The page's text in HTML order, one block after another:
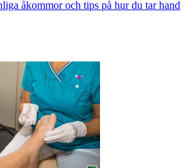
åkommor och tips på hur du tar hand